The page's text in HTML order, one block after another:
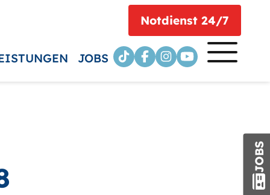
JOBS
Notdienst 24/7
JOBS